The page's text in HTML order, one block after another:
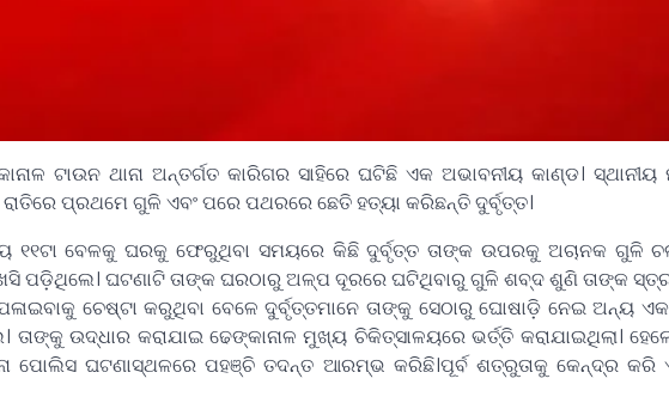
ଟାଉନ ଥାନା ଅନ୍ତର୍ଗତ କାରିଗର ସାହିରେ ଘଟିଛି ଏକ ଅଭାବନୀୟ କାଣ୍ଡ।
ପ୍ରଥମେ ଗୁଳି ଏବଂ ପରେ ପଥରରେ ଛେତି ହତ୍ୟା କରିଛନ୍ତି ଦୁର୍ବୃତ୍ତ।
୧୧ଟା ବେଳକୁ ଘରକୁ ଫେରୁଥିବା ସମୟରେ କିଛି ଦୁର୍ବୃତ୍ତ ତାଙ୍କ ଉପରକୁ ଅଚାନକ ଗୁଳି
ପଡ଼ିଥିଲେ। ଘଟଣାଟି ତାଙ୍କ ଘରଠାରୁ ଅଳ୍ପ ଦୂରରେ ଘଟିଥିବାରୁ ଗୁଳି ଶବ୍ଦ ଶୁଣି ତାଙ୍କ
ଚେଷ୍ଟା କରୁଥିବା ବେଳେ ଦୁର୍ବୃତ୍ତମାନେ ତାଙ୍କୁ ସେଠାରୁ ଘୋଷାଡ଼ି ନେଇ ଅନ୍ୟ
ଉଦ୍ଧାର କରାଯାଇ ଢେଙ୍କାନାଳ ମୁଖ୍ୟ ଚିକିତ୍ସାଳୟରେ ଭର୍ତ୍ତି କରାଯାଇଥିଲା।
ପୋଲିସ ଘଟଣାସ୍ଥଳରେ ପହଞ୍ଚି ତଦନ୍ତ ଆରମ୍ଭ କରିଛି।ପୂର୍ବ ଶତ୍ରୁତାକୁ କେନ୍ଦ୍ର କରି